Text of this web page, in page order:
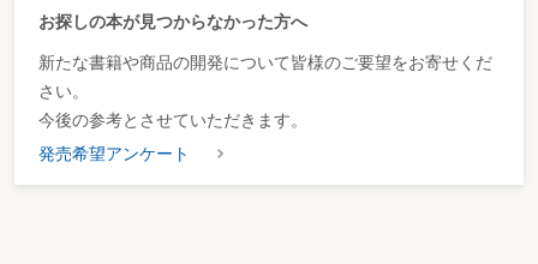
お探しの本が見つからなかった方へ
新たな書籍や商品の開発について皆様のご要望をお寄せくだ
さい。
今後の参考とさせていただきます。
発売希望アンケート